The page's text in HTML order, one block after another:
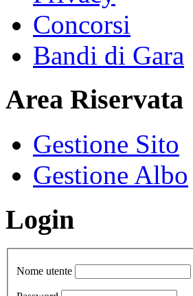
Concorsi
Bandi di Gara
Area Riservata
Gestione Sito
Gestione Albo
Login
Nome utente